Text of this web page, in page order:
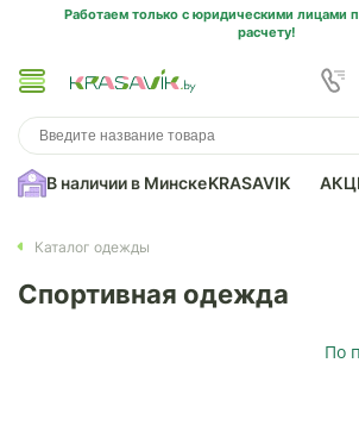
Работаем только с юридическими лицами
расчету!
В наличии в МинскеKRASAVIK
Каталог одежды
Спортивная одежда
По